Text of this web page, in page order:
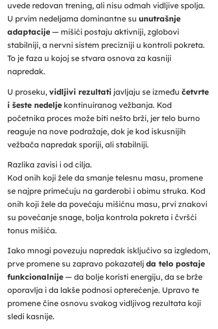
uvede redovan trening, ali nisu odmah vidljive spolja.
U prvim nedeljama dominantne su unutrašnje
adaptacije — mišići postaju aktivniji, zglobovi
stabilniji, a nervni sistem precizniji u kontroli pokreta.
To je faza u kojoj se stvara osnova za kasniji
napredak.
U proseku, vidljivi rezultati javljaju se između četvrte
i šeste nedelje kontinuiranog vežbanja. Kod
početnika proces može biti nešto brži, jer telo burno
reaguje na nove podražaje, dok je kod iskusnijih
vežbača napredak sporiji, ali stabilniji.
Razlika zavisi i od cilja.
Kod onih koji žele da smanje telesnu masu, promene
se najpre primećuju na garderobi i obimu struka. Kod
onih koji žele da povećaju mišićnu masu, prvi znakovi
su povećanje snage, bolja kontrola pokreta i čvršći
tonus mišića.
Iako mnogi povezuju napredak isključivo sa izgledom,
prve promene su zapravo pokazatelj da telo postaje
funkcionalnije — da bolje koristi energiju, da se brže
oporavlja i da lakše podnosi opterećenje. Upravo te
promene čine osnovu svakog vidljivog rezultata koji
sledi kasnije.